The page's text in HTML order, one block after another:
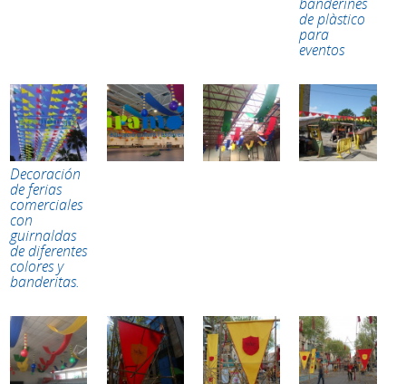
de plàstico
para
eventos
Decoración
de ferias
comerciales
con
guirnaldas
de diferentes
colores y
banderitas.